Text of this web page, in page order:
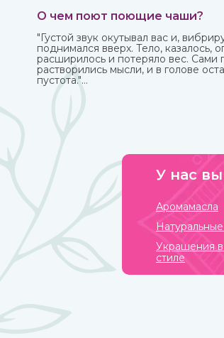
О чем поют поющие чаши?
"Густой звук окутывал вас и,
поднимался вверх. Тело, казалось,
расширилось и потеряло вес. Сами
растворились мысли, и в голове
пустота."
Это вы можете прочувствовать с
чашей.
У нас
Аромамасла
Украшения
стиле